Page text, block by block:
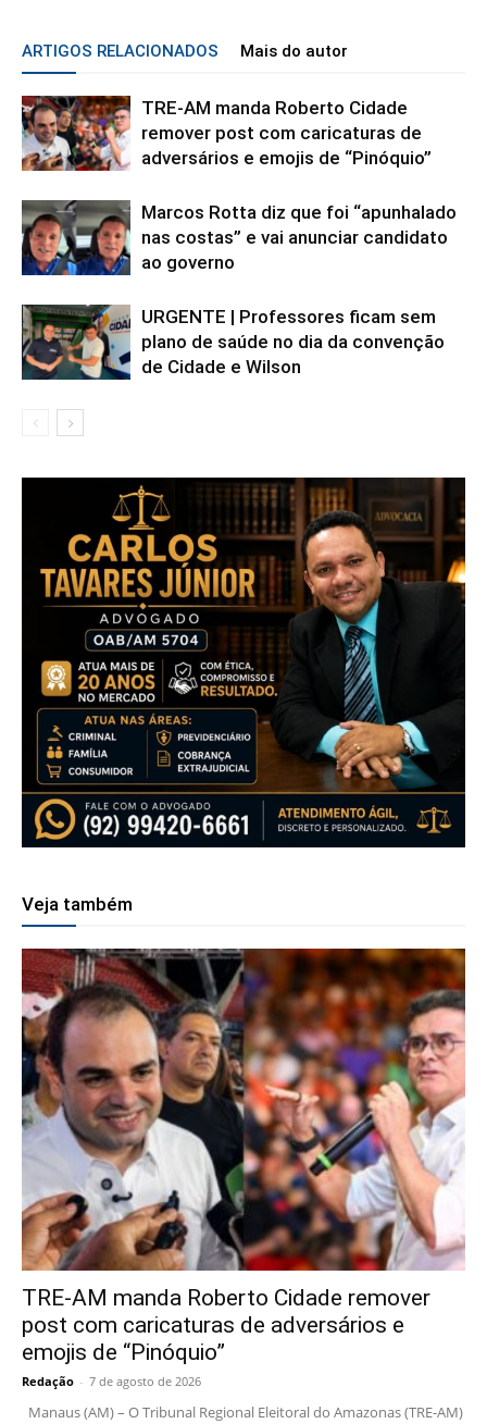
ARTIGOS RELACIONADOS Mais do autor
TRE-AM manda Roberto Cidade
remover post com caricaturas de
adversários e emojis de “Pinóquio”
Marcos Rotta diz que foi “apunhalado
nas costas” e vai anunciar candidato
ao governo
URGENTE | Professores ficam sem
plano de saúde no dia da convenção
de Cidade e Wilson
Veja também
TRE-AM manda Roberto Cidade remover
post com caricaturas de adversários e
emojis de “Pinóquio”
Redação - 7 de agosto de 2026
Manaus (AM) – O Tribunal Regional Eleitoral do Amazonas (TRE-AM)